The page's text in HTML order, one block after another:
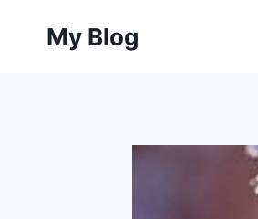
My Blog